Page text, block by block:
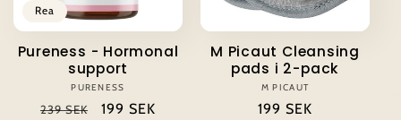
eRea
Pureness - Hormonal
support
Säljare:
PURENESS
Ordinarie
239 SEK Försäljningspris
199 SEK
M Picaut Cleansing
pads i 2-pack
Säljare:
M PICAUT
Ordinarie
199 SEK